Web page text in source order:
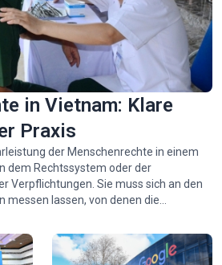
in Vietnam: Klare
Praxis
der Menschenrechte in einem
dem Rechtssystem oder der
Verpflichtungen. Sie muss sich an den
messen lassen, von denen die
Gerechtigkeit und
der konsequente Standpunkt von